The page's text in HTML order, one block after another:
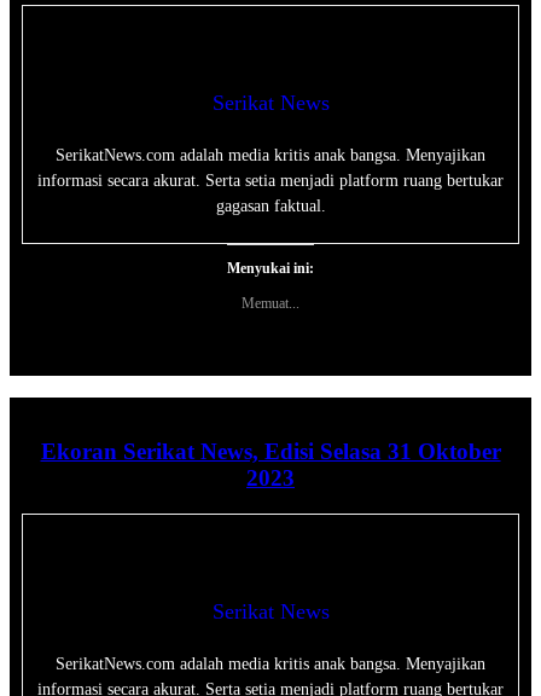
Serikat News
SerikatNews.com adalah media kritis anak bangsa. Menyajikan
informasi secara akurat. Serta setia menjadi platform ruang bertukar
gagasan faktual.
Menyukai ini:
Memuat...
Ekoran Serikat News, Edisi Selasa 31 Oktober
2023
Serikat News
SerikatNews.com adalah media kritis anak bangsa. Menyajikan
informasi secara akurat. Serta setia menjadi platform ruang bertukar